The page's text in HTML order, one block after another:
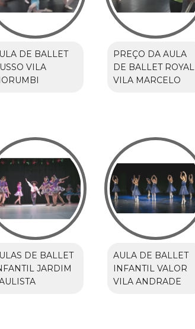
DE BALLET
VILA
PREÇO DA AULA
DE BALLET ROYAL
VILA MARCELO
DE BALLET
JARDIM
AULA DE BALLET
INFANTIL VALOR
VILA ANDRADE